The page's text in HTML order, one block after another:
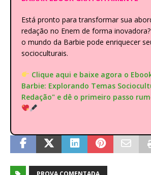
Está pronto para transformar sua
redação no Enem de forma
o mundo da Barbie pode enriquecer
socioculturais.
Clique aqui e baixe agora o
Barbie: Explorando Temas
Redação" e dê o primeiro passo